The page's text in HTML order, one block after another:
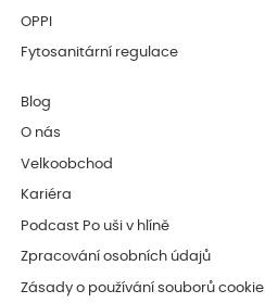
OPPI
Fytosanitární regulace
Blog
O nás
Velkoobchod
Kariéra
Podcast Po uši v hlíně
Zpracování osobních údajů
Zásady o používání souborů cookie